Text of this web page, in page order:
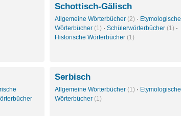
Schottisch-Gälisch
Allgemeine Wörterbücher (2) · Etymologische
Wörterbücher (1) · Schülerwörterbücher (1) ·
Historische Wörterbücher (1)
Serbisch
Allgemeine Wörterbücher (1) · Etymologische
Wörterbücher (1)